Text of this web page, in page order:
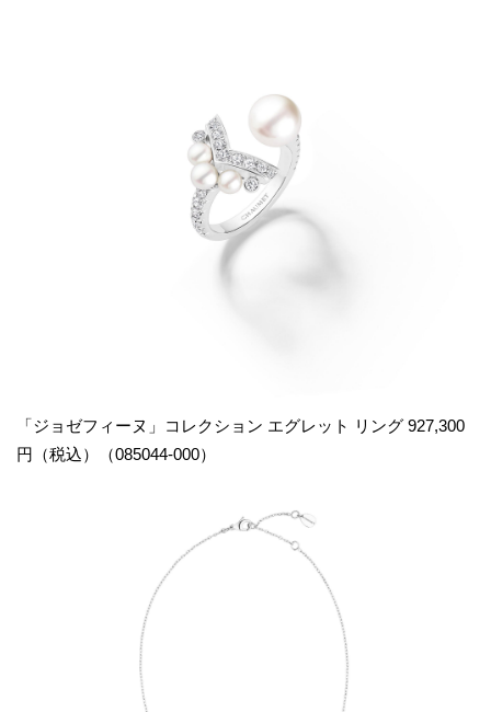
「ジョゼフィーヌ」コレクション エグレット リング 927,300
円（税込）（085044-000）